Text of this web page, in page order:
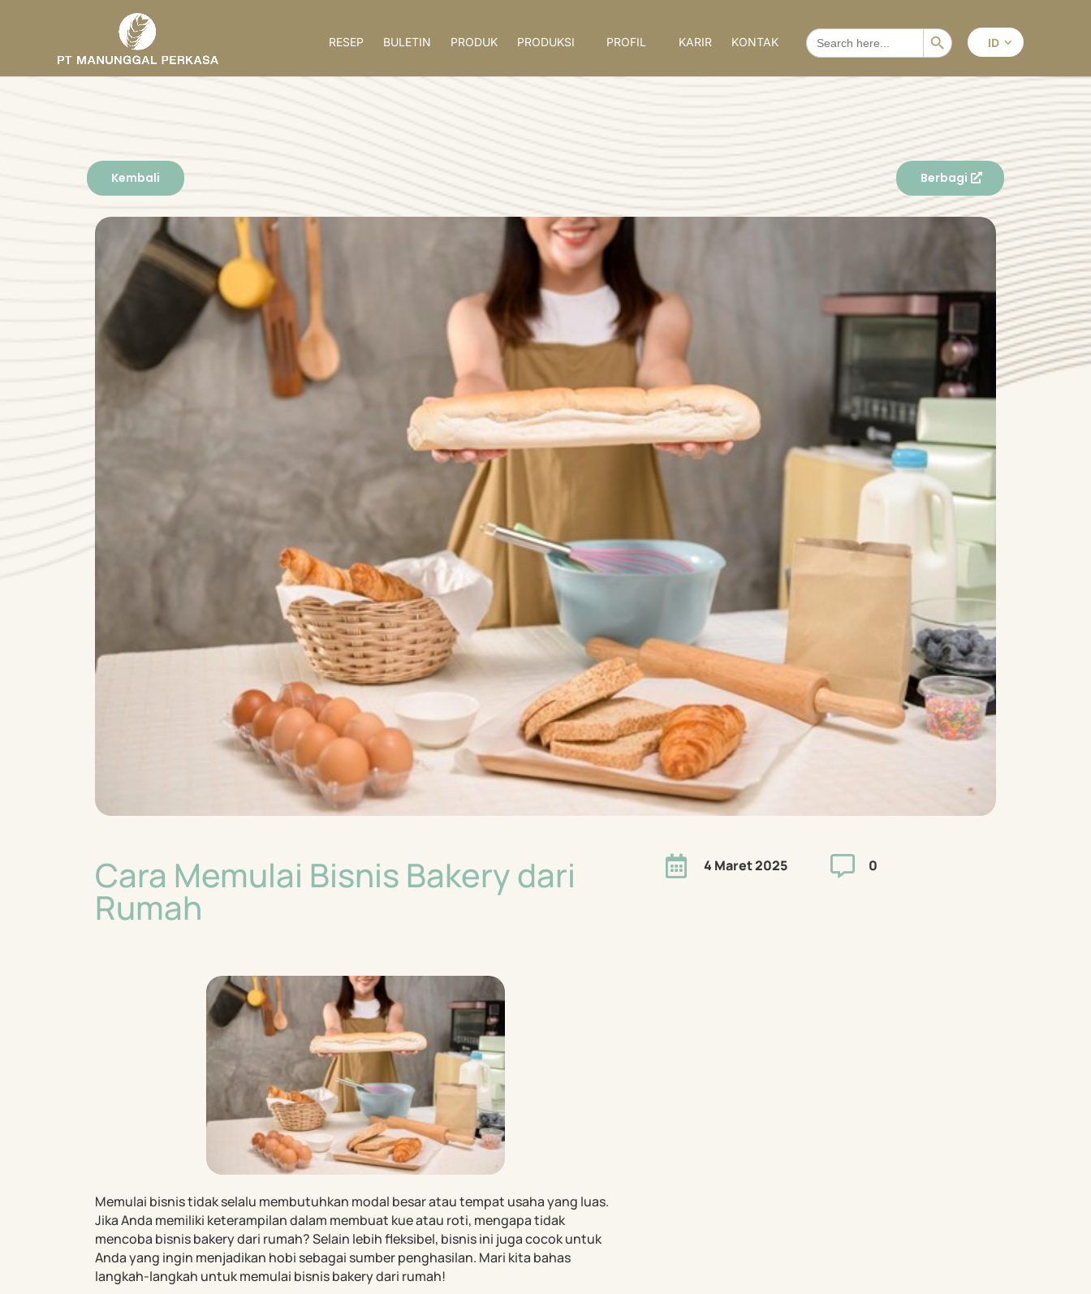
RESEP BULETIN PRODUK PRODUKSI PROFIL KARIR KONTAK
SEARCH
FOR:
Search Button
ID
Kembali Berbagi
Cara Memulai Bisnis Bakery dari
Rumah
 4 Maret 2025  0
Memulai bisnis tidak selalu membutuhkan modal besar atau tempat usaha yang luas.
Jika Anda memiliki keterampilan dalam membuat kue atau roti, mengapa tidak
mencoba bisnis bakery dari rumah? Selain lebih fleksibel, bisnis ini juga cocok untuk
Anda yang ingin menjadikan hobi sebagai sumber penghasilan. Mari kita bahas
langkah-langkah untuk memulai bisnis bakery dari rumah!